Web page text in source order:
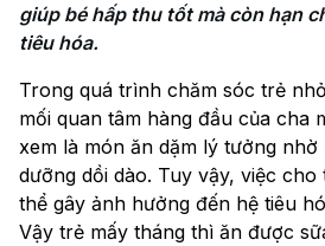
giúp bé hấp thu tốt mà còn hạn
tiêu hóa.
Trong quá trình chăm sóc trẻ
mối quan tâm hàng đầu của cha
xem là món ăn dặm lý tưởng nhờ
dưỡng dồi dào. Tuy vậy, việc
thể gây ảnh hưởng đến hệ tiêu
Vậy trẻ mấy tháng thì ăn được